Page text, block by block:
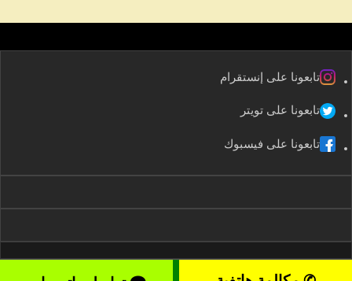
تابعونا على إنستقرام
تابعونا على تويتر
تابعونا على فيسبوك